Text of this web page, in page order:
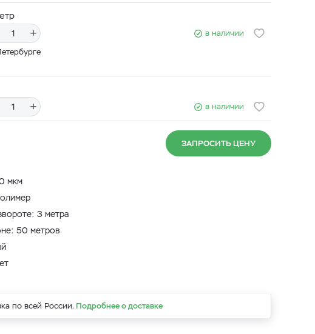
+
в наличии
+ в наличии
ЗАПРОСИТЬ ЦЕНУ
мкм
3 метра
50 метров
по всей России. Подробнее о доставке